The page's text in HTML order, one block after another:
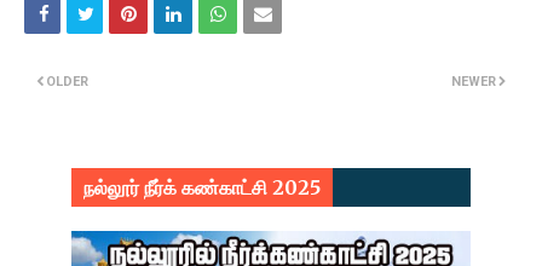
NEWER
OLDER
நல்லூர் நீர்க் கண்காட்சி 2025